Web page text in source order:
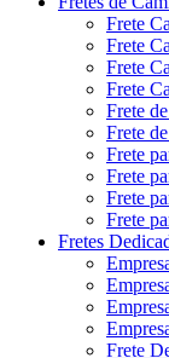
Frete
Frete
Frete
Frete
Frete
Frete
Frete
Frete
Frete
Frete
Fretes
Frete